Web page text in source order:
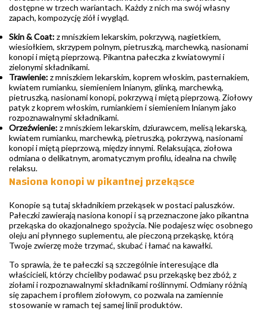
dostępne w trzech wariantach. Każdy z nich ma swój własny
zapach, kompozycję ziół i wygląd.
Skin & Coat:z mniszkiem lekarskim, pokrzywą, nagietkiem,
wiesiołkiem, skrzypem polnym, pietruszką, marchewką, nasionami
konopi i miętą pieprzową. Pikantna pałeczka z kwiatowymi i
zielonymi składnikami.
Trawienie:z mniszkiem lekarskim, koprem włoskim, pasternakiem,
kwiatem rumianku, siemieniem lnianym, glinką, marchewką,
pietruszką, nasionami konopi, pokrzywą i miętą pieprzową. Ziołowy
patyk z koprem włoskim, rumiankiem i siemieniem lnianym jako
rozpoznawalnymi składnikami.
Orzeźwienie:z mniszkiem lekarskim, dziurawcem, melisą lekarską,
kwiatem rumianku, marchewką, pietruszką, pokrzywą, nasionami
konopi i miętą pieprzową, między innymi. Relaksująca, ziołowa
odmiana o delikatnym, aromatycznym profilu, idealna na chwilę
relaksu.
Nasiona konopi w pikantnej przekąsce
Konopie są tutaj składnikiem przekąsek w postaci paluszków.
Pałeczki zawierają nasiona konopi i są przeznaczone jako pikantna
przekąska do okazjonalnego spożycia. Nie podajesz więc osobnego
oleju ani płynnego suplementu, ale pieczoną przekąskę, którą
Twoje zwierzę może trzymać, skubać i łamać na kawałki.
To sprawia, że te pałeczki są szczególnie interesujące dla
właścicieli, którzy chcieliby podawać psu przekąskę bez zbóż, z
ziołami i rozpoznawalnymi składnikami roślinnymi. Odmiany różnią
się zapachem i profilem ziołowym, co pozwala na zamiennie
stosowanie w ramach tej samej linii produktów.